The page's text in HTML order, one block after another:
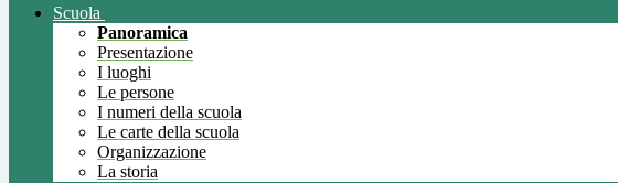
Scuola
Panoramica
Presentazione
I luoghi
Le persone
I numeri della scuola
Le carte della scuola
Organizzazione
La storia